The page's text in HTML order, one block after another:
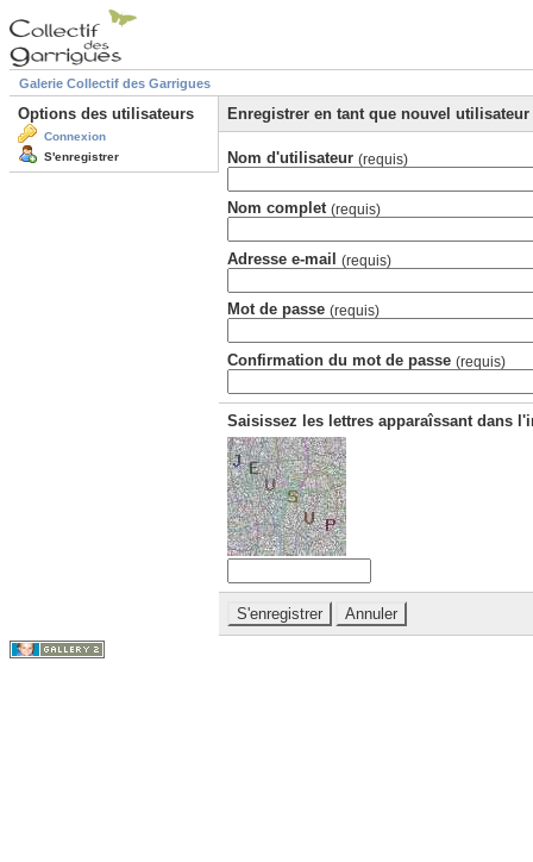
Galerie Collectif des Garrigues
Options des utilisateurs
Connexion
S'enregistrer
Enregistrer en tant que nouvel utilisateur
Nom d'utilisateur (requis)
Nom complet (requis)
Adresse e-mail (requis)
Mot de passe (requis)
Confirmation du mot de passe (requis)
Saisissez les lettres apparaîssant dans